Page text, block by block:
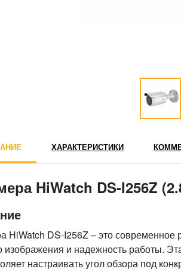
ХАРАКТЕРИСТИКИ
HiWatch DS-I256Z
HiWatch DS-I256Z – это
изображения и надежность работы.
настраивать угол обзора под